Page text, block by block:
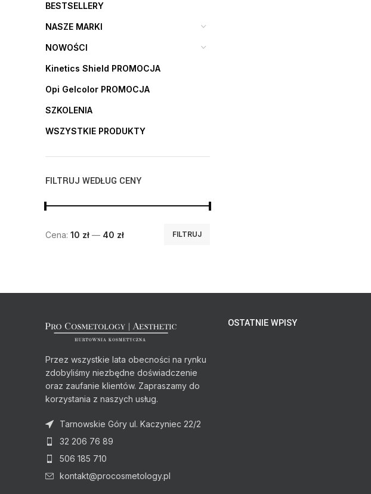
BESTSELLERY
NASZE MARKI
NOWOŚCI
Kinetics Shield PROMOCJA
Opi Gelcolor PROMOCJA
SZKOLENIA
WSZYSTKIE PRODUKTY
FILTRUJ WEDŁUG CENY
FILTRUJ
Cena: 10 zł — 40 zł
Przez wszystkie lata obecności na rynku
zdobyliśmy niezbędne doświadczenie
oraz zaufanie klientów. Zapraszamy do
korzystania z naszych usług.
Tarnowskie Góry ul. Kaczyniec 22/2
32 206 76 89
506 185 710
kontakt@procosmetology.pl
OSTATNIE WPISY